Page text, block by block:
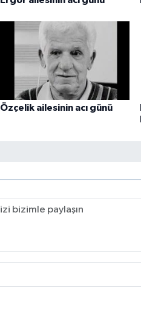
Özçelik ailesinin acı günü